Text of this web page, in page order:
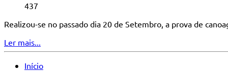
437
Realizou-se no passado dia 20 de Setembro, a prova de
Ler mais...
Início